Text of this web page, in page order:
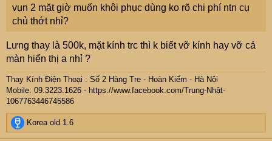
vụn 2 mặt giờ muốn khôi phục dùng ko rõ chi phí ntn cụ
chủ thớt nhỉ?
Lưng thay là 500k, mặt kính trc thì k biết vỡ kính hay vỡ cả
màn hiển thị a nhỉ ?
Thay Kính Điện Thoại : Số 2 Hàng Tre - Hoàn Kiếm - Hà Nội
Mobile: 09.3223.1626 - https://www.facebook.com/Trung-Nhật-
1067763446745586
R
e
Korea old 1.6